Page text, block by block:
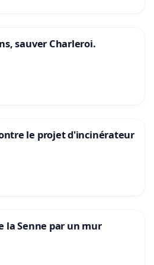
sauver Charleroi.
le projet d'incinérateur
la Senne par un mur